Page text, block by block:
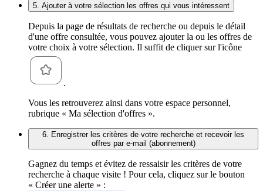
5. Ajouter à votre sélection les offres qui vous intéressent
Depuis la page de résultats de recherche ou depuis le détail
d'une offre consultée, vous pouvez ajouter la ou les offres de
votre choix à votre sélection. Il suffit de cliquer sur l'icône
.
Vous les retrouverez ainsi dans votre espace personnel,
rubrique « Ma sélection d'offres ».
6. Enregistrer les critères de votre recherche et recevoir les
offres par e-mail (abonnement)
Gagnez du temps et évitez de ressaisir les critères de votre
recherche à chaque visite ! Pour cela, cliquez sur le bouton
« Créer une alerte » :